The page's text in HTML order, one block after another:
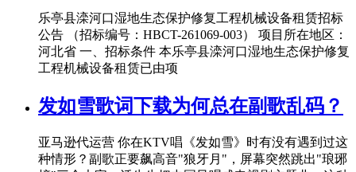
乐亭县滦河口湿地生态保护修复工程机械设备租赁招标
公告 （招标编号：HBCT-261069-003） 项目所在地区：
河北省 一、招标条件 本乐亭县滦河口湿地生态保护修复
工程机械设备租赁已由项
发如雪歌词下载为何总在副歌乱码？
亚马逊代运营 你在KTV唱《发如雪》时有没有遇到过这
种情形？副歌正要飙高音"狼牙月"，屏幕突然跳出"琅琊